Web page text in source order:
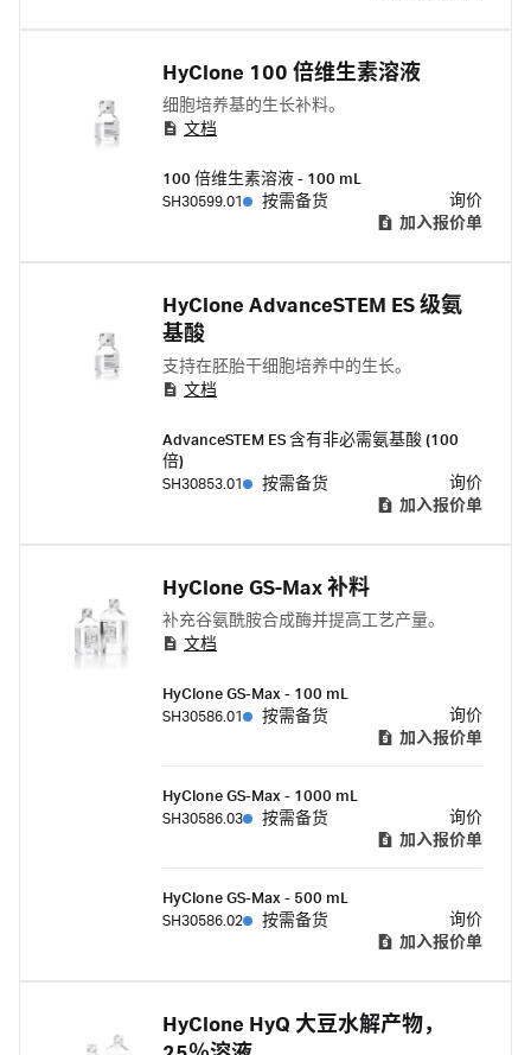
HyClone 100 倍维生素溶液
细胞培养基的生长补料。
文档
100 倍维生素溶液 - 100 mL
SH30599.01
按需备货
询价
加入报价单
HyClone AdvanceSTEM ES 级氨
基酸
支持在胚胎干细胞培养中的生长。
文档
AdvanceSTEM ES 含有非必需氨基酸 (100
倍)
SH30853.01
按需备货
询价
加入报价单
HyClone GS-Max 补料
补充谷氨酰胺合成酶并提高工艺产量。
文档
HyClone GS-Max - 100 mL
SH30586.01
按需备货
询价
加入报价单
HyClone GS-Max - 1000 mL
SH30586.03
按需备货
询价
加入报价单
HyClone GS-Max - 500 mL
SH30586.02
按需备货
询价
加入报价单
HyClone HyQ 大豆水解产物，